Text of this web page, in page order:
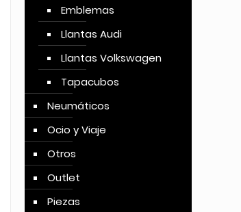
Emblemas
Llantas Audi
Llantas Volkswagen
Tapacubos
Neumáticos
Ocio y Viaje
Otros
Outlet
Piezas